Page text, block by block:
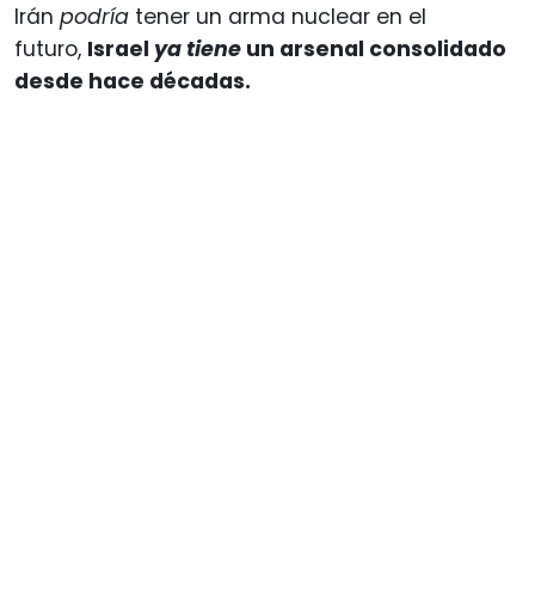
Irán podría tener un arma nuclear en el
futuro, Israel ya tiene un arsenal consolidado
desde hace décadas.